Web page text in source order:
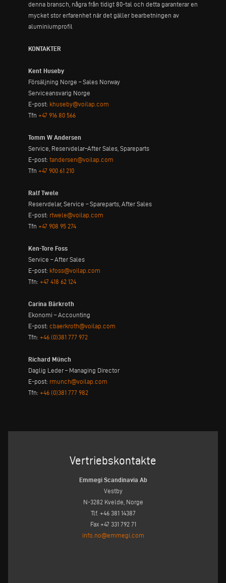
denna bransch, några från tidigt 80-tal och detta garanterar en
mycket stor erfarenhet när det gäller bearbetningen av
aluminiumprofil
KONTAKTER
Kent Huseby
Försäljning Norge – Sales Norway
Serviceansvarig Norge
E-post: khuseby@voilap.com
Tfn +47 916 80 566
Tomm W Andersen
Service, Reservdelar–After Sales, Spareparts
E-post: tandersen@voilap.com
Tfn +47 900 61 210
Ralf Twele
Reservdelar, Service – Spareparts, After Sales
E-post: rtwele@voilap.com
Tfn +47 908 95 274
Ken-Tore Foss
Service – After Sales
E-post: kfoss@voilap.com
Tfn: +47 418 62 124
Carina Bärkroth
Ekonomi – Accounting
E-post: cbaerkroth@voilap.com
Tfn: +46 (0)381 777 972
Richard Münch
Daglig Leder – Managing Director
E-post: rmunch@voilap.com
Tfn: +46 (0)381 777 982
Vertriebskontakte
Emmegi Scandinavia Ab
Vestby
N-3282 Kvelde, Norge
Tlf. +46 381 14387
Fax +47 331 792 71
info.no@emmegi.com